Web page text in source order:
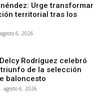
Urge transformar
territorial tras los
agosto 6, 2026
Rodríguez celebró
de la selección
baloncesto
- agosto 6, 2026